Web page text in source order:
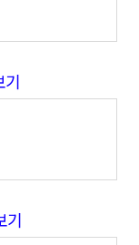
기
기